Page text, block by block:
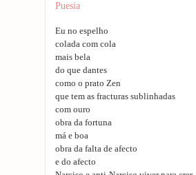
Puesia
Eu no espelho
colada com cola
mais bela
do que dantes
como o prato Zen
que tem as fracturas sublinhadas
com ouro
obra da fortuna
má e boa
obra da falta de afecto
e do afecto